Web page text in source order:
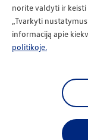
nuo 261 €/mėn.
Golf
nuo 270 €/mėn.
norite valdyti ir
„Tvarkyti
informaciją apie
politikoje.